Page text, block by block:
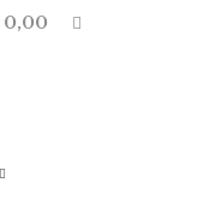
0,00